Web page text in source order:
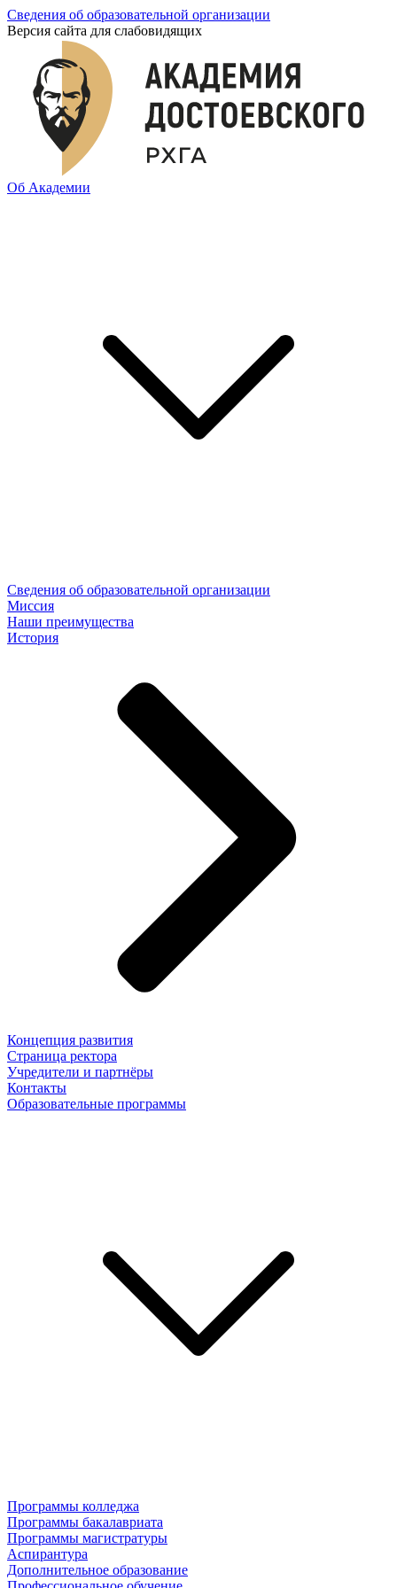
Сведения об образовательной организации
Версия сайта для слабовидящих
Об Академии
Сведения об образовательной организации
Миссия
Наши преимущества
История
Концепция развития
Страница ректора
Учредители и партнёры
Контакты
Образовательные программы
Программы колледжа
Программы бакалавриата
Программы магистратуры
Аспирантура
Дополнительное образование